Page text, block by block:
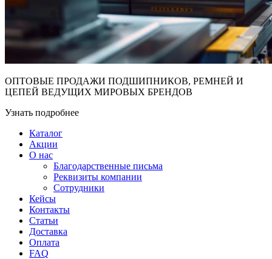
ОПТОВЫЕ ПРОДАЖИ ПОДШИПНИКОВ, РЕМНЕЙ И
ЦЕПЕЙ ВЕДУЩИХ МИРОВЫХ БРЕНДОВ
Узнать подробнее
Каталог
Акции
О нас
Благодарственные письма
Реквизиты компании
Сотрудники
Кейсы
Контакты
Статьи
Доставка
Оплата
FAQ